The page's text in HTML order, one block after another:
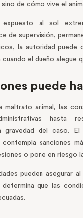
de cómo vive el
al sol
de supervisión,
la autoridad puede
el dueño alegue
puede
maltrato animal, las
hasta
gravedad del caso.
sanciones
o pone en riesgo la
pueden asegurar
que las